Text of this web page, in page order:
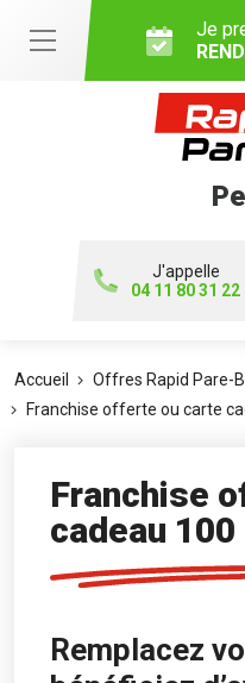
Je
J'appelle
04 11 80 31 22
Accueil
Offres Rapid Pare-
Franchise offerte ou carte
Franchise
cadeau 100
Remplacez